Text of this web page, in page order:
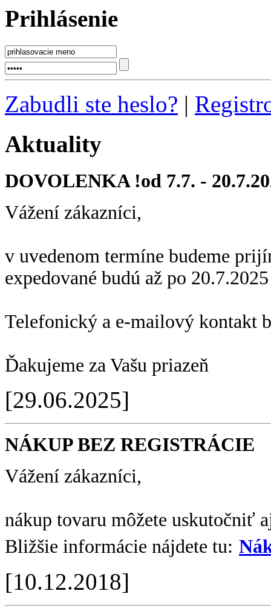
Prihlásenie
Zabudli ste heslo? |
Aktuality
DOVOLENKA !od 7.7. -
Vážení zákazníci,
v uvedenom termíne budeme
expedované budú až po
Telefonický a e-mailový kontakt
Ďakujeme za Vašu priazeň
[29.06.2025]
NÁKUP BEZ REGISTRÁCIE
Vážení zákazníci,
nákup tovaru môžete uskutočniť
Bližšie informácie nájdete tu:
[10.12.2018]